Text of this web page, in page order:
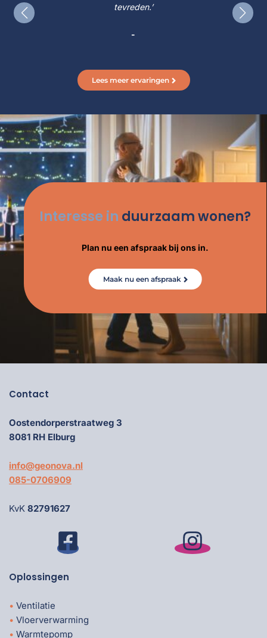
tevreden.’
-
Lees meer ervaringen
Interesse in duurzaam wonen?
Plan nu een afspraak bij ons in.
Maak nu een afspraak
Contact
Oostendorperstraatweg 3
8081 RH Elburg
info@geonova.nl
085-0706909
KvK 82791627
Oplossingen
Ventilatie
Vloerverwarming
Warmtepomp